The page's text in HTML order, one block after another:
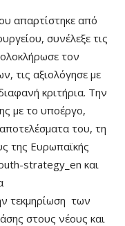
απαρτίστηκε από
συνέλεξε τις
τον
τις αξιολόγησε με
κριτήρια. Την
με το υποέργο,
του, τη
της Ευρωπαϊκής
strategy_en και
τεκμηρίωση των
στους νέους και